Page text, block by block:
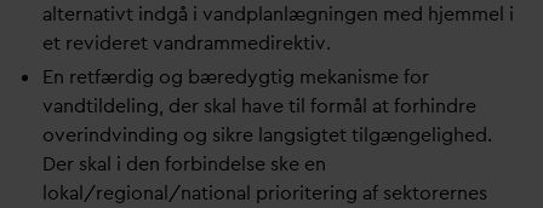
alternativt indgå i vandplanlægningen med hjemmel i
et revideret vandrammedirektiv.
En retfærdig og bæredygtig mekanisme for
vandtildeling, der skal have til formål at forhindre
overindvinding og sikre langsigtet tilgængelighed.
Der skal i den forbindelse ske en
lokal/regional/national prioritering af sektorernes